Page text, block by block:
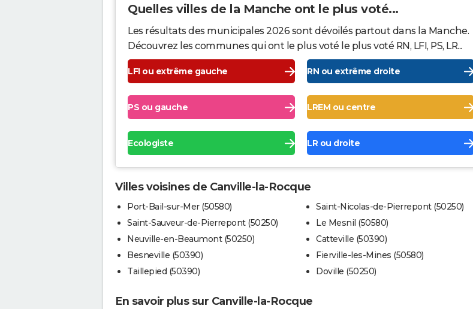
Quelles villes de la Manche ont le plus voté...
Les résultats des municipales 2026 sont dévoilés partout dans la Manche.
Découvrez les communes qui ont le plus voté le plus voté RN, LFI, PS, LR...
LFI ou extrême gauche RN ou extrême droite
PS ou gauche LREM ou centre
Ecologiste LR ou droite
Villes voisines de Canville-la-Rocque
Port-Bail-sur-Mer (50580)
Saint-Sauveur-de-Pierrepont (50250)
Neuville-en-Beaumont (50250)
Besneville (50390)
Taillepied (50390)
Saint-Nicolas-de-Pierrepont (50250)
Le Mesnil (50580)
Catteville (50390)
Fierville-les-Mines (50580)
Doville (50250)
En savoir plus sur Canville-la-Rocque